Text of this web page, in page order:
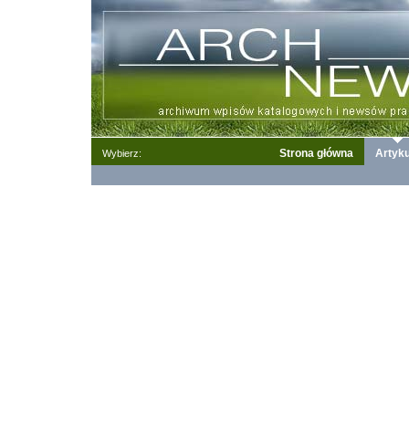
Wybierz: Strona główna